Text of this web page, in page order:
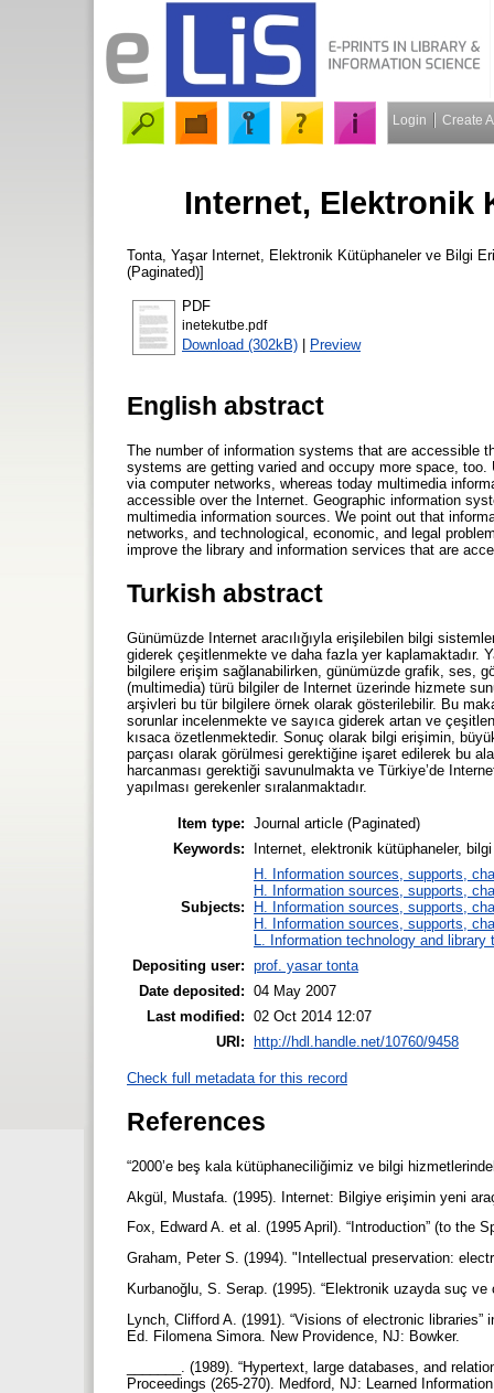
Login Create
Internet, Elektronik
Tonta, YaşarInternet, Elektronik Kütüphaneler ve Bilgi
(Paginated)]
PDF
inetekutbe.pdf
Download (302kB) | Preview
English abstract
The number of information systems that are accessible
systems are getting varied and occupy more space,
via computer networks, whereas today multimedia
accessible over the Internet. Geographic information
multimedia information sources. We point out that
networks, and technological, economic, and legal
improve the library and information services that are
Turkish abstract
Günümüzde Internet aracılığıyla erişilebilen bilgi
giderek çeşitlenmekte ve daha fazla yer kaplamaktadır.
bilgilere erişim sağlanabilirken, günümüzde grafik, ses,
(multimedia) türü bilgiler de Internet üzerinde hizmete
arşivleri bu tür bilgilere örnek olarak gösterilebilir. Bu
sorunlar incelenmekte ve sayıca giderek artan ve
kısaca özetlenmektedir. Sonuç olarak bilgi erişimin,
parçası olarak görülmesi gerektiğine işaret edilerek bu
harcanması gerektiği savunulmakta ve Türkiye’de
yapılması gerekenler sıralanmaktadır.
Item type: Journal article (Paginated)
Keywords:
Internet, elektronik kütüphaneler,
Subjects:
H. Information sources, supports,
H. Information sources, supports,
H. Information sources, supports,
H. Information sources, supports,
L. Information technology and library
Depositing user: prof. yasar tonta
Date deposited: 04 May 2007
Last modified: 02 Oct 2014 12:07
URI:
http://hdl.handle.net/10760/9458
Check full metadata for this record
References
“2000’e beş kala kütüphaneciliğimiz ve bilgi
Akgül, Mustafa. (1995). Internet: Bilgiye erişimin yeni
Fox, Edward A. et al. (1995 April). “Introduction” (to the
Graham, Peter S. (1994). "Intellectual preservation:
Kurbanoğlu, S. Serap. (1995). “Elektronik uzayda suç
Lynch, Clifford A. (1991). “Visions of electronic
Ed. Filomena Simora. New Providence, NJ: Bowker.
_______. (1989). “Hypertext, large databases, and
Proceedings (265-270). Medford, NJ: Learned